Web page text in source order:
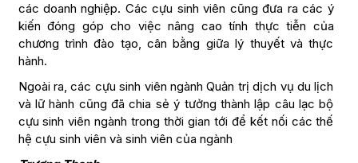
các doanh nghiệp. Các cựu sinh viên cũng đưa ra các ý
kiến đóng góp cho việc nâng cao tính thực tiễn của
chương trình đào tạo, cân bằng giữa lý thuyết và thực
hành.
Ngoài ra, các cựu sinh viên ngành Quản trị dịch vụ du lịch
và lữ hành cũng đã chia sẻ ý tưởng thành lập câu lạc bộ
cựu sinh viên ngành trong thời gian tới để kết nối các thế
hệ cựu sinh viên và sinh viên của ngành